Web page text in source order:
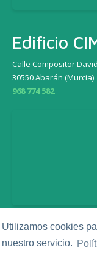
Utilizamos cookies
nuestro servicio.
Edificio
Calle Compositor
30550 Abarán (Murcia)
968 774 582
Legal